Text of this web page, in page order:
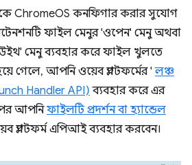
ChromeOS কনফিগার করার সুযোগ
ফাইল মেনুর 'ওপেন' মেনু অথবা
মেনু ব্যবহার করে ফাইল খুলতে
গেলে, আপনি ওয়েব প্ল্যাটফর্মের 'লঞ্চ
Handler API) ব্যবহার করে এর
আপনিফাইলটি প্রদর্শন বা হ্যান্ডেল
প্ল্যাটফর্ম এপিআই ব্যবহার করবেন।